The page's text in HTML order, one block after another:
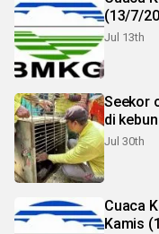
(13/7/
Jul 13th
Seekor
di
Jul 30th
Cuaca
Kamis